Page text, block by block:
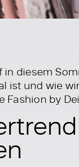
diesem
ist und wie
Fashion by